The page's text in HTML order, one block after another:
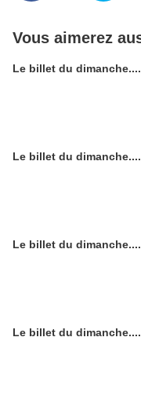
Vous aimerez
Le billet du
Le billet du
Le billet du
Le billet du